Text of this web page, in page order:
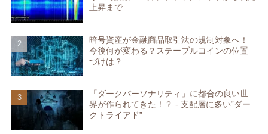
上昇まで
暗号資産が金融商品取引法の規制対象へ！
今後何が変わる？ステーブルコインの位置
づけは？
「ダークパーソナリティ」に都合の良い世
界が作られてきた！？ - 支配層に多い”ダー
クトライアド”